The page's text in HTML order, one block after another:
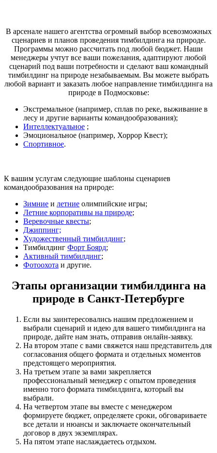
В арсенале нашего агентства огромный выбор всевозможных
сценариев и планов проведения тимбилдинга на природе.
Программы можно рассчитать под любой бюджет. Наши
менеджеры учтут все ваши пожелания, адаптируют любой
сценарий под ваши потребности и сделают ваш командный
тимбилдинг на природе незабываемым. Вы можете выбрать
любой вариант и заказать любое направление тимбилдинга на
природе в Подмосковье:
Экстремальное (например, сплав по реке, выживание в
лесу и другие варианты командообразования);
Интеллектуальное ;
Эмоциональное (например, Хоррор Квест);
Спортивное.
К вашим услугам следующие шаблоны сценариев
командообразования на природе:
Зимние и летние олимпийские игры;
Летние корпоративы на природе;
Веревочные квесты;
Джиппинг;
Художественный тимбилдинг;
Тимбилдинг Форт Боярд;
Активный тимбилдинг;
Фотоохота и другие.
Этапы организации тимбилдинга на
природе в Санкт-Петербурге
Если вы заинтересовались нашим предложением и
выбрали сценарий и идею для вашего тимбилдинга на
природе, дайте нам знать, отправив онлайн-заявку.
На втором этапе с вами свяжется наш представитель для
согласования общего формата и отдельных моментов
предстоящего мероприятия.
На третьем этапе за вами закрепляется
профессиональный менеджер с опытом проведения
именно того формата тимбилдинга, который вы
выбрали.
На четвертом этапе вы вместе с менеджером
формируете бюджет, определяете сроки, обговариваете
все детали и нюансы и заключаете окончательный
договор в двух экземплярах.
На пятом этапе наслаждаетесь отдыхом.